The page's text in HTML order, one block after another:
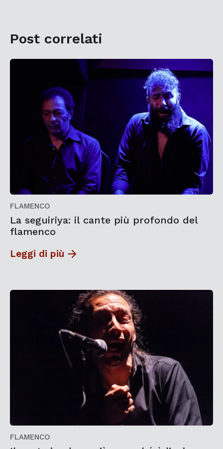
Post correlati
FLAMENCO
La seguiriya: il cante più profondo del
flamenco
Leggi di più
FLAMENCO